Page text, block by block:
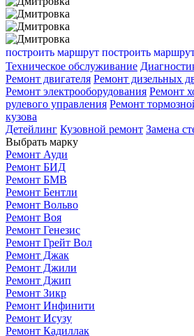
построить маршрут построить
Техническое обслуживание
Ремонт двигателя Ремонт дизельных
Ремонт электрооборудования Ремонт
рулевого управления Ремонт
кузова
Детейлинг Кузовной ремонт Замена
Выбрать марку
Ремонт Ауди
Ремонт БИД
Ремонт БМВ
Ремонт Бентли
Ремонт Вольво
Ремонт Воя
Ремонт Генезис
Ремонт Грейт Вол
Ремонт Джак
Ремонт Джили
Ремонт Джип
Ремонт Зикр
Ремонт Инфинити
Ремонт Исузу
Ремонт Кадиллак